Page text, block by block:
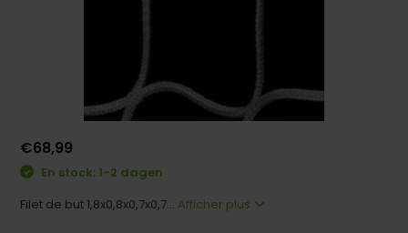
€68,99
En stock: 1-2 dagen
Filet de but 1,8x0,8x0,7x0,7... Afficher plus